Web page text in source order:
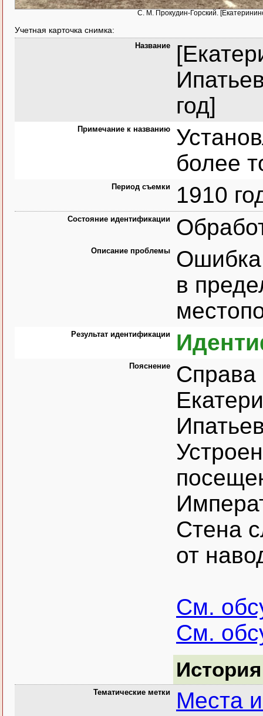
С. М. Прокудин-Горский.
Учетная карточка снимка:
Название
год]
Примечание к названию
более
Период съемки 1910
Состояние идентификации
Описание проблемы
Ошибка
в
Результат идентификации
Пояснение
Справа
Стена
от
См.
См.
Тематические метки
Места